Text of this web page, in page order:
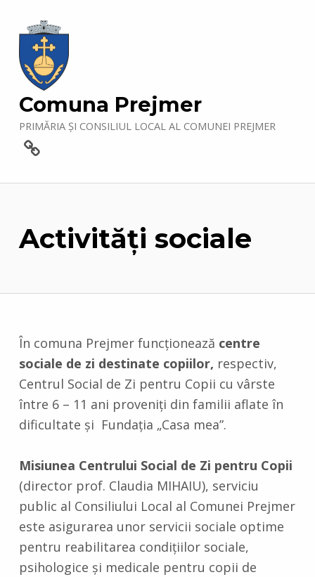
Comuna Prejmer
PRIMĂRIA ȘI CONSILIUL LOCAL AL COMUNEI PREJMER
Contact
Activităţi sociale
În comuna Prejmer funcţionează centre
sociale de zi destinate copiilor, respectiv,
Centrul Social de Zi pentru Copii cu vârste
între 6 – 11 ani proveniţi din familii aflate în
dificultate şi Fundaţia „Casa mea”.
Misiunea Centrului Social de Zi pentru Copii
(director prof. Claudia MIHAIU), serviciu
public al Consiliului Local al Comunei Prejmer
este asigurarea unor servicii sociale optime
pentru reabilitarea condiţiilor sociale,
psihologice şi medicale pentru copii de